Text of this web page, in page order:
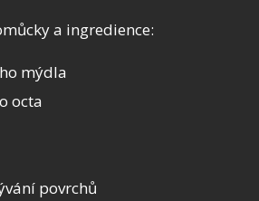
a ingredience:
mýdla
octa
povrchů